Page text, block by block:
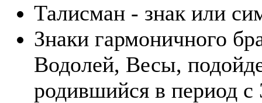
Талисман - знак или
Знаки гармоничного
Водолей, Весы,
родившийся в период с